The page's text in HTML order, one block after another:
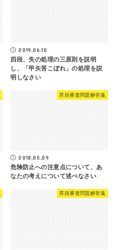
2019.06.10
四段、失の処理の三原則を説明
し、「甲矢筈こぼれ」の処理を説
明しなさい
昇段審査問題解答集
2018.05.09
危険防止への注意点について、あ
なたの考えについて述べなさい
昇段審査問題解答集